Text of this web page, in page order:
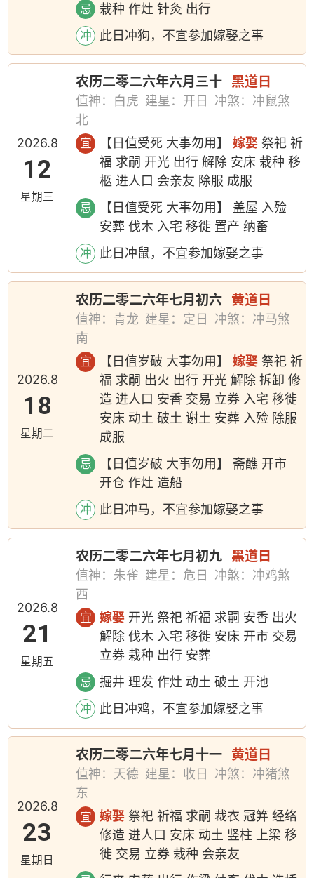
忌 栽种 作灶 针灸 出行
冲 此日冲狗，不宜参加嫁娶之事
2026.8
12
星期三
农历二零二六年六月三十 黑道日
值神：白虎 建星：开日
冲煞：冲鼠煞
北
宜 【日值受死 大事勿用】嫁娶 祭祀 祈
福 求嗣 开光 出行 解除 安床 栽种 移
柩 进人口 会亲友 除服 成服
忌
【日值受死 大事勿用】 盖屋 入殓
安葬 伐木 入宅 移徙 置产 纳畜
冲 此日冲鼠，不宜参加嫁娶之事
2026.8
18
星期二
农历二零二六年七月初六 黄道日
值神：青龙 建星：定日
冲煞：冲马煞
南
宜 【日值岁破 大事勿用】嫁娶 祭祀 祈
福 求嗣 出火 出行 开光 解除 拆卸 修
造 进人口 安香 交易 立券 入宅 移徙
安床 动土 破土 谢土 安葬 入殓 除服
成服
忌
【日值岁破 大事勿用】 斋醮 开市
开仓 作灶 造船
冲 此日冲马，不宜参加嫁娶之事
2026.8
21
星期五
农历二零二六年七月初九 黑道日
值神：朱雀 建星：危日
冲煞：冲鸡煞
西
宜 嫁娶 开光 祭祀 祈福 求嗣 安香 出火
解除 伐木 入宅 移徙 安床 开市 交易
立券 栽种 出行 安葬
忌 掘井 理发 作灶 动土 破土 开池
冲 此日冲鸡，不宜参加嫁娶之事
2026.8
23
星期日
农历二零二六年七月十一 黄道日
值神：天德 建星：收日
冲煞：冲猪煞
东
宜 嫁娶 祭祀 祈福 求嗣 裁衣 冠笄 经络
修造 进人口 安床 动土 竖柱 上梁 移
徙 交易 立券 栽种 会亲友